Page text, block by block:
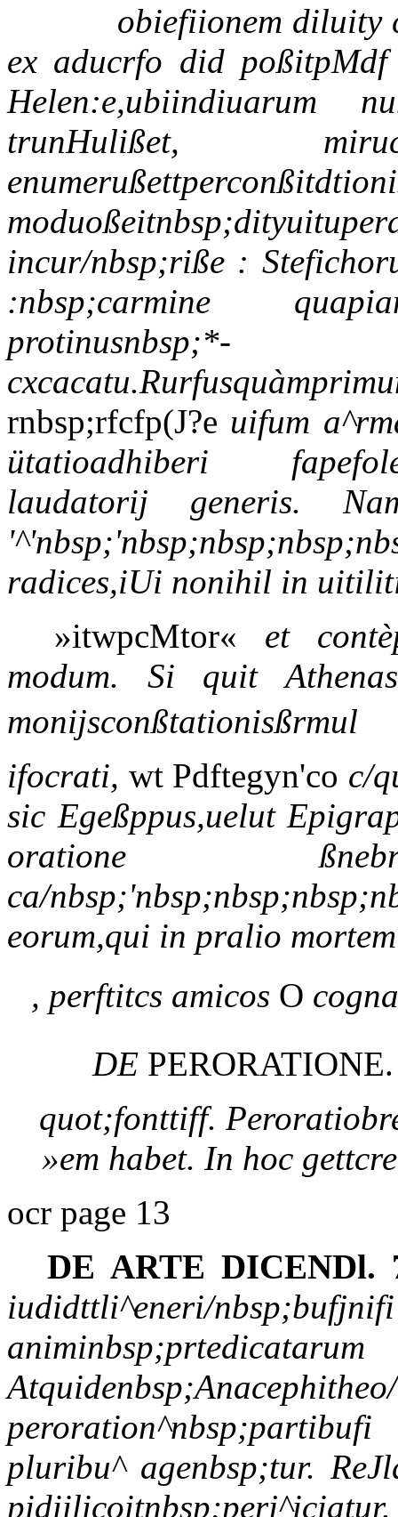
obiefiionem diluity
ex aducrfo did
Helen:e,ubiindiuarum
trunHulißet,
incur/nbsp;riße :
:nbsp;carmine
protinusnbsp;*-
rnbsp;rfcfp(J?e uifum
ütatioadhiberi
laudatorij generis.
radices,iUi nonihil in
»itwpcMtor« et
modum. Si quit
ifocrati, wt Pdftegyn'co c/
sic Egeßppus,uelut
oratione
ca/
eorum,qui in pralio
, perftitcs amicos O
DE PERORATIONE.
quot;fonttiff.
»em habet. In hoc
ocr page 13
DE ARTE
iudidttli^eneri/
pluribu^ agenbsp;tur.